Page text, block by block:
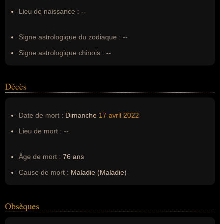
Lieu de naissance : --
Signe astrologique du zodiaque : --
Signe astrologique chinois : --
Décès
Date de mort : Dimanche 17 avril 2022
Lieu de mort : --
Âge de mort : 76 ans
Cause de mort : Maladie (Maladie)
Obsèques